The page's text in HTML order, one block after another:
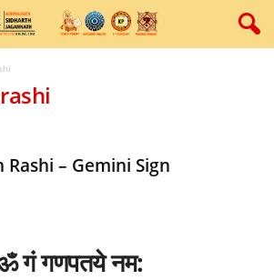
Rashi – Gemini Sign
गं गणपतये नम: